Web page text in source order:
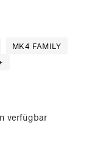
MK4 FAMILY
verfügbar